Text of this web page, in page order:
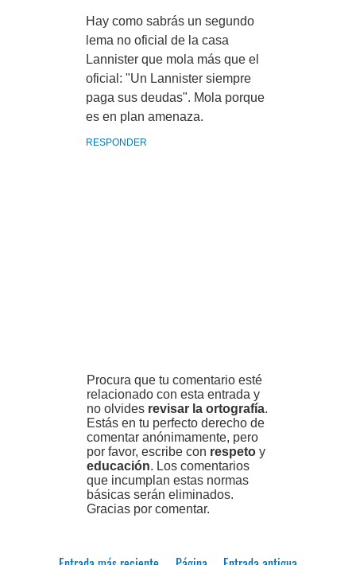
Hay como sabrás un segundo
lema no oficial de la casa
Lannister que mola más que el
oficial: "Un Lannister siempre
paga sus deudas". Mola porque
es en plan amenaza.
RESPONDER
Procura que tu comentario esté
relacionado con esta entrada y
no olvides revisar la ortografía.
Estás en tu perfecto derecho de
comentar anónimamente, pero
por favor, escribe con respeto y
educación. Los comentarios
que incumplan estas normas
básicas serán eliminados.
Gracias por comentar.